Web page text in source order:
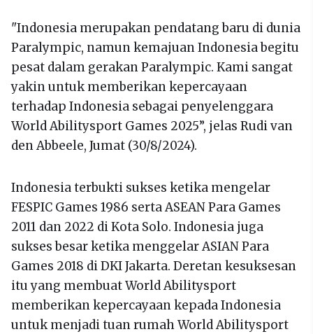
"Indonesia merupakan pendatang baru di dunia
Paralympic, namun kemajuan Indonesia begitu
pesat dalam gerakan Paralympic. Kami sangat
yakin untuk memberikan kepercayaan
terhadap Indonesia sebagai penyelenggara
World Abilitysport Games 2025”, jelas Rudi van
den Abbeele, Jumat (30/8/2024).
Indonesia terbukti sukses ketika mengelar
FESPIC Games 1986 serta ASEAN Para Games
2011 dan 2022 di Kota Solo. Indonesia juga
sukses besar ketika menggelar ASIAN Para
Games 2018 di DKI Jakarta. Deretan kesuksesan
itu yang membuat World Abilitysport
memberikan kepercayaan kepada Indonesia
untuk menjadi tuan rumah World Abilitysport